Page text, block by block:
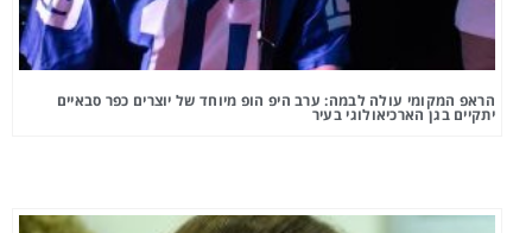
הראפ המקומי עולה לבמה: ערב היפ הופ מיוחד של יוצרים כפר סבאיים
יתקיים בגן הארכיאולוגי בעיר